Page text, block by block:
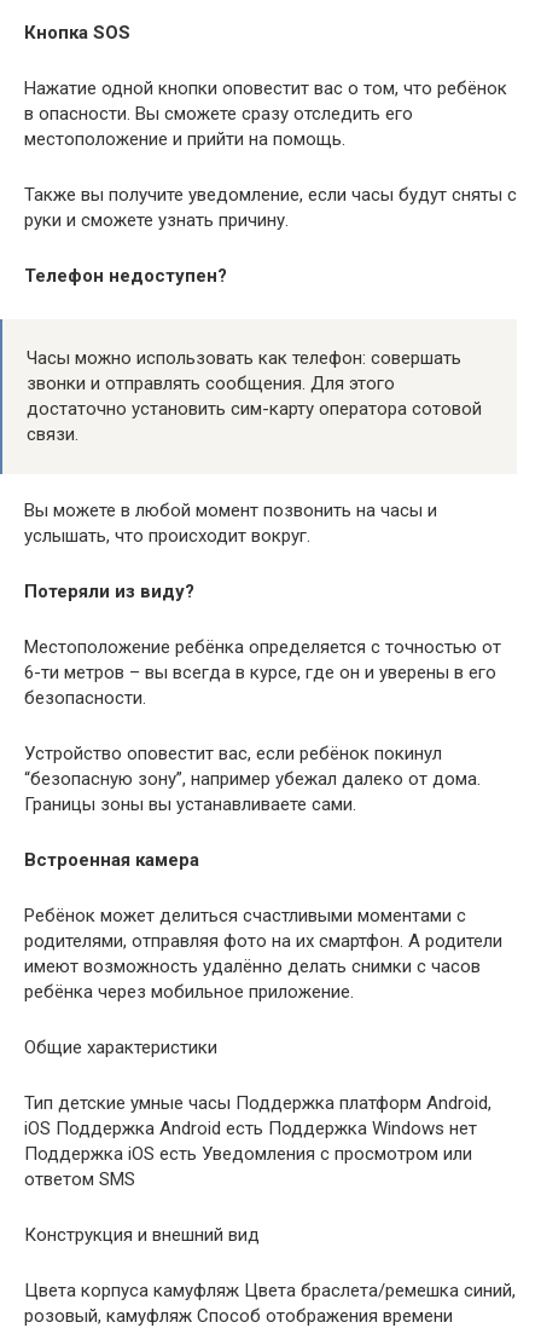
Кнопка SOS
Нажатие одной кнопки оповестит вас о том, что ребёнок
в опасности. Вы сможете сразу отследить его
местоположение и прийти на помощь.
Также вы получите уведомление, если часы будут сняты с
руки и сможете узнать причину.
Телефон недоступен?
Часы можно использовать как телефон: совершать
звонки и отправлять сообщения. Для этого
достаточно установить сим-карту оператора сотовой
связи.
Вы можете в любой момент позвонить на часы и
услышать, что происходит вокруг.
Потеряли из виду?
Местоположение ребёнка определяется с точностью от
6-ти метров – вы всегда в курсе, где он и уверены в его
безопасности.
Устройство оповестит вас, если ребёнок покинул
“безопасную зону”, например убежал далеко от дома.
Границы зоны вы устанавливаете сами.
Встроенная камера
Ребёнок может делиться счастливыми моментами с
родителями, отправляя фото на их смартфон. А родители
имеют возможность удалённо делать снимки с часов
ребёнка через мобильное приложение.
Общие характеристики
Тип детские умные часы Поддержка платформ Android,
iOS Поддержка Android есть Поддержка Windows нет
Поддержка iOS есть Уведомления с просмотром или
ответом SMS
Конструкция и внешний вид
Цвета корпуса камуфляж Цвета браслета/ремешка синий,
розовый, камуфляж Способ отображения времени